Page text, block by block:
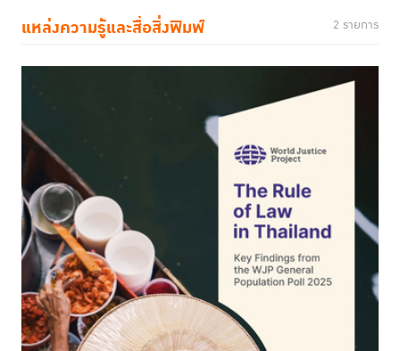
แหล่งความรู้และสื่อสิ่งพิมพ์ 2 รายการ